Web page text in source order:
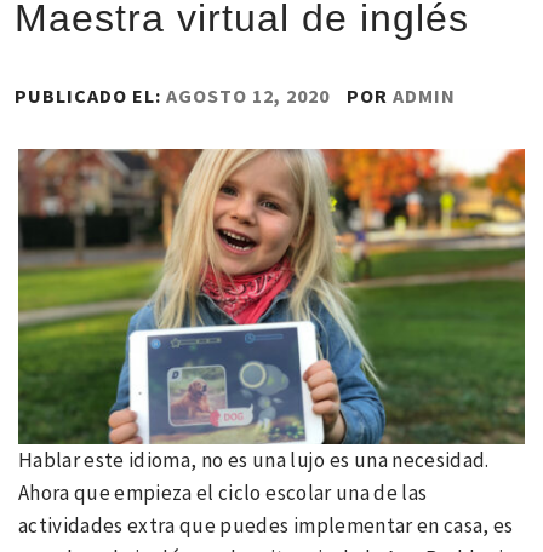
Maestra virtual de inglés
PUBLICADO EL: AGOSTO 12, 2020 POR ADMIN
Hablar este idioma, no es una lujo es una necesidad.
Ahora que empieza el ciclo escolar una de las
actividades extra que puedes implementar en casa, es